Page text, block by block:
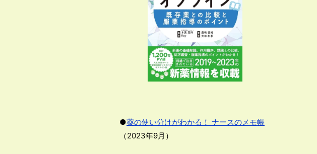
●薬の使い分けがわかる！ ナースのメモ帳
（2023年9月）